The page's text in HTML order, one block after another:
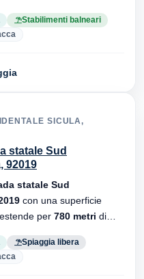
Stabilimenti balneari
SICULA,
statale Sud
92019
statale Sud
con una superficie
per 780 metri di
Spiaggia libera